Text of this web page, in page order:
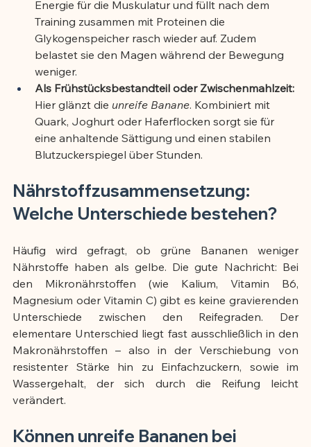
Energie für die Muskulatur und füllt nach dem
Training zusammen mit Proteinen die
Glykogenspeicher rasch wieder auf. Zudem
belastet sie den Magen während der Bewegung
weniger.
Als Frühstücksbestandteil oder Zwischenmahlzeit:
Hier glänzt die unreife Banane. Kombiniert mit
Quark, Joghurt oder Haferflocken sorgt sie für
eine anhaltende Sättigung und einen stabilen
Blutzuckerspiegel über Stunden.
Nährstoffzusammensetzung:
Welche Unterschiede bestehen?
Häufig wird gefragt, ob grüne Bananen weniger
Nährstoffe haben als gelbe. Die gute Nachricht: Bei
den Mikronährstoffen (wie Kalium, Vitamin B6,
Magnesium oder Vitamin C) gibt es keine gravierenden
Unterschiede zwischen den Reifegraden. Der
elementare Unterschied liegt fast ausschließlich in den
Makronährstoffen – also in der Verschiebung von
resistenter Stärke hin zu Einfachzuckern, sowie im
Wassergehalt, der sich durch die Reifung leicht
verändert.
Können unreife Bananen bei